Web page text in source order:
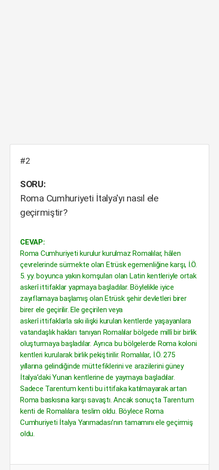
#2
SORU:
Roma Cumhuriyeti İtalya'yı nasıl ele
geçirmiştir?
CEVAP:
Roma Cumhuriyeti kurulur kurulmaz Romalılar, hâlen
çevrelerinde sürmekte olan Etrüsk egemenliğine karşı, İ.Ö.
5. yy. boyunca yakın komşuları olan Latin kentleriyle ortak
askerî ittifaklar yapmaya başladılar. Böylelikle iyice
zayıflamaya başlamış olan Etrüsk şehir devletleri birer
birer ele geçirilir. Ele geçirilen veya
askerî ittifaklarla sıkı ilişki kurulan kentlerde yaşayanlara
vatandaşlık hakları tanıyan Romalılar bölgede millî bir birlik
oluşturmaya başladılar. Ayrıca bu bölgelerde Roma koloni
kentleri kurularak birlik pekiştirilir. Romalılar, İ.Ö. 275
yıllarına gelindiğinde müttefiklerini ve arazilerini güney
İtalya’daki Yunan kentlerine de yaymaya başladılar.
Sadece Tarentum kenti bu ittifaka katılmayarak artan
Roma baskısına karşı savaştı. Ancak sonuçta Tarentum
kenti de Romalılara teslim oldu. Böylece Roma
Cumhuriyeti İtalya Yarımadası’nın tamamını ele geçirmiş
oldu.